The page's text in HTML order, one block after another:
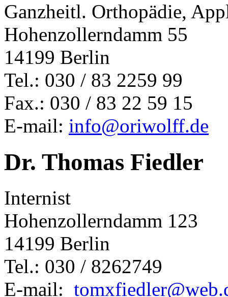
Ganzheitl. Orthopädie,
Hohenzollerndamm 55
14199 Berlin
Tel.: 030 / 83 2259 99
Fax.: 030 / 83 22 59 15
E-mail: info@oriwolff.de
Dr. Thomas Fiedler
Internist
Hohenzollerndamm 123
14199 Berlin
Tel.: 030 / 8262749
E-mail: